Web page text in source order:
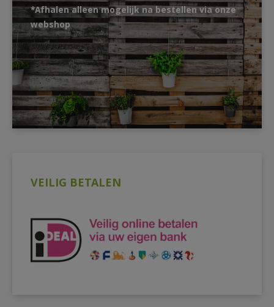
*Afhalen alleen mogelijk na bestellen via onze
webshop
VEILIG BETALEN